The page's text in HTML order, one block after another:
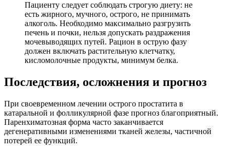
Пациенту следует соблюдать строгую диету: не
есть жирного, мучного, острого, не принимать
алкоголь. Необходимо максимально разгрузить
печень и почки, нельзя допускать раздражения
мочевыводящих путей. Рацион в острую фазу
должен включать растительную клетчатку,
кисломолочные продукты, минимум белка.
Последствия, осложнения и прогноз
При своевременном лечении острого простатита в
катаральной и фолликулярной фазе прогноз благоприятный.
Паренхиматозная форма часто заканчивается
дегенеративными изменениями тканей железы, частичной
потерей ее функций.